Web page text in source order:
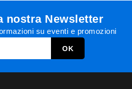
nostra Newsletter
su eventi e promozioni